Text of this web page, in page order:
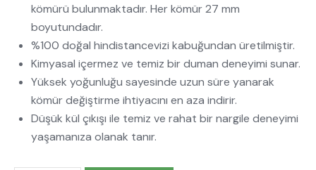
kömürü bulunmaktadır. Her kömür 27 mm
boyutundadır.
%100 doğal hindistancevizi kabuğundan üretilmiştir.
Kimyasal içermez ve temiz bir duman deneyimi sunar.
Yüksek yoğunluğu sayesinde uzun süre yanarak
kömür değiştirme ihtiyacını en aza indirir.
Düşük kül çıkışı ile temiz ve rahat bir nargile deneyimi
yaşamanıza olanak tanır.